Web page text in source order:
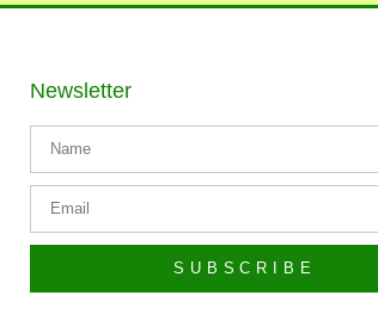
Newsletter
SUBSCRIBE